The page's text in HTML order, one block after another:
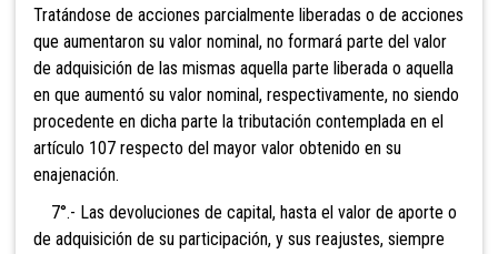
Tratándose de acciones parcialmente liberadas o de acciones
que aumentaron su valor nominal, no formará parte del valor
de adquisición de las mismas aquella parte liberada o aquella
en que aumentó su valor nominal, respectivamente, no siendo
procedente en dicha parte la tributación contemplada en el
artículo 107 respecto del mayor valor obtenido en su
enajenación.
7°.- Las devoluciones de capital, hasta el valor de aporte o
de adquisición de su participación, y sus reajustes, siempre